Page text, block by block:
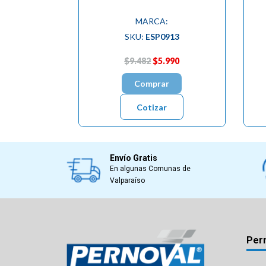
MARCA:
SKU: ESP0913
$9.482$5.990
Comprar
Cotizar
Envío Gratis
En algunas Comunas de
Valparaíso